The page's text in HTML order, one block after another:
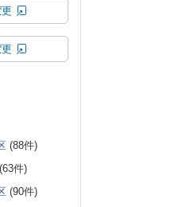
(88件)
(63件)
(90件)